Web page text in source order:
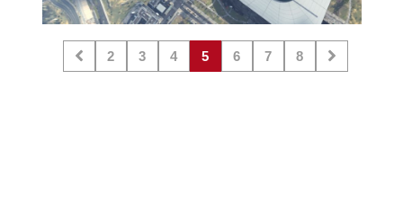
2 3 4 5 6 7 8